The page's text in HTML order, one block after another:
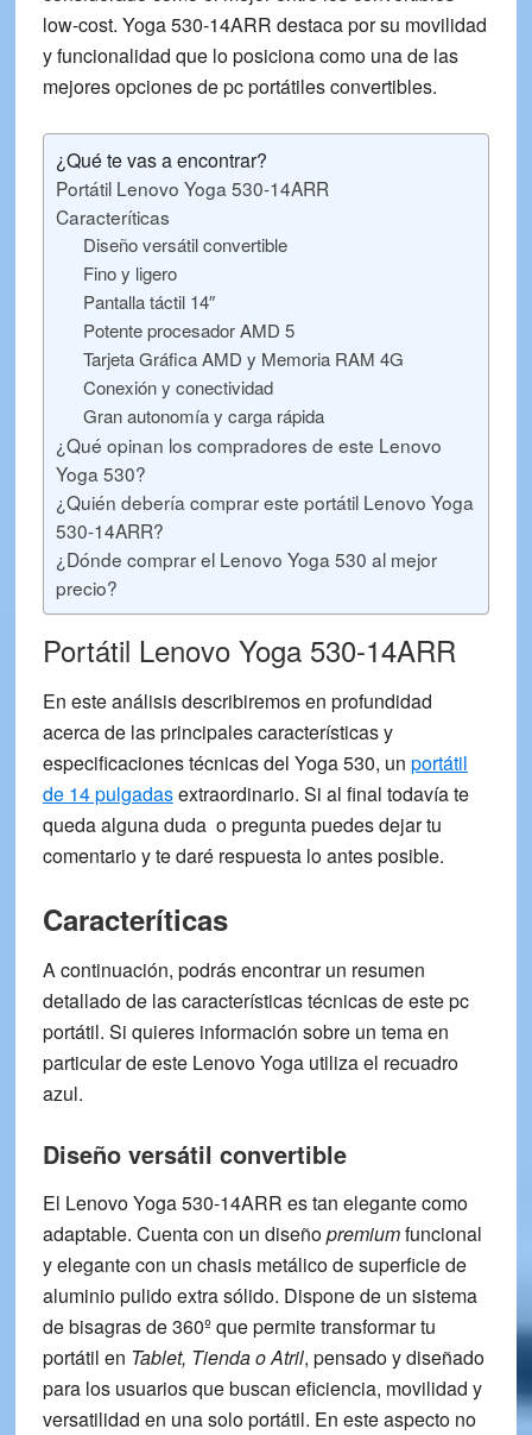
low-cost. Yoga 530-14ARR destaca por su movilidad
y funcionalidad que lo posiciona como una de las
mejores opciones de pc portátiles convertibles.
¿Qué te vas a encontrar?
Portátil Lenovo Yoga 530-14ARR
Caracteríticas
Diseño versátil convertible
Fino y ligero
Pantalla táctil 14″
Potente procesador AMD 5
Tarjeta Gráfica AMD y Memoria RAM 4G
Conexión y conectividad
Gran autonomía y carga rápida
¿Qué opinan los compradores de este Lenovo
Yoga 530?
¿Quién debería comprar este portátil Lenovo Yoga
530-14ARR?
¿Dónde comprar el Lenovo Yoga 530 al mejor
precio?
Portátil Lenovo Yoga 530-14ARR
En esteanálisisdescribiremos en profundidad
acerca de las principales características y
especificaciones técnicas del Yoga 530, un portátil
de 14 pulgadasextraordinario. Si al final todavía te
queda alguna duda o pregunta puedes dejar tu
comentario y te daré respuesta lo antes posible.
Caracteríticas
A continuación, podrás encontrar un resumen
detallado de las características técnicas de este pc
portátil. Si quieres información sobre un tema en
particular de este Lenovo Yoga utiliza el recuadro
azul.
Diseño versátil convertible
El Lenovo Yoga 530-14ARR es tan elegante como
adaptable. Cuenta con un diseñopremiumfuncional
y elegante con un chasis metálico de superficie de
aluminio pulido extra sólido. Dispone de un sistema
de bisagras de 360º que permitetransformartu
portátil en Tablet, Tienda o Atril, pensado y diseñado
para los usuarios que buscan eficiencia, movilidad y
versatilidad en una solo portátil. En este aspecto no